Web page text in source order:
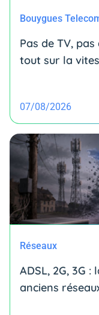
Bouygues
Pas de TV,
tout sur la
07/08/2026
Réseaux
ADSL, 2G, 3G
anciens